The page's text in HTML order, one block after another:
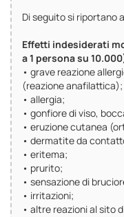
Di seguito si riportano
Effetti indesiderati
a 1 persona su
• grave reazione
(reazione anafilattica);
• allergia;
• gonfiore di viso,
• eruzione cutanea
• dermatite da
• eritema;
• prurito;
• sensazione di
• irritazioni;
• altre reazioni al sito